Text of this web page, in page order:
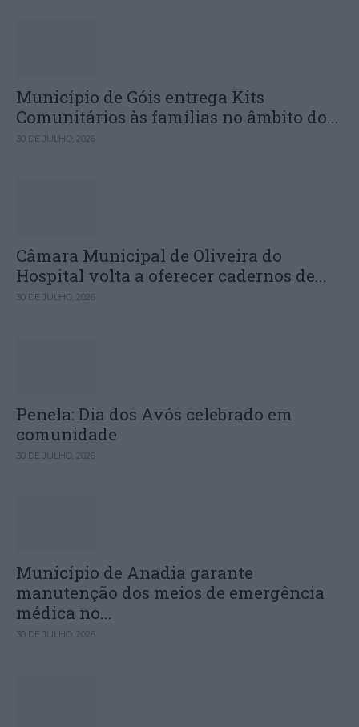
Município de Góis entrega Kits
Comunitários às famílias no âmbito do...
30 DE JULHO, 2026
Câmara Municipal de Oliveira do
Hospital volta a oferecer cadernos de...
30 DE JULHO, 2026
Penela: Dia dos Avós celebrado em
comunidade
30 DE JULHO, 2026
Município de Anadia garante
manutenção dos meios de emergência
médica no...
30 DE JULHO, 2026